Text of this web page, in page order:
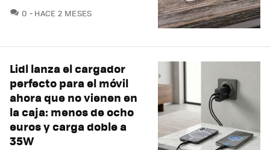
0 COMENTARIOS
HACE 2 MESES
Lidl lanza el cargador
perfecto para el móvil
ahora que no vienen en
la caja: menos de ocho
euros y carga doble a
35W